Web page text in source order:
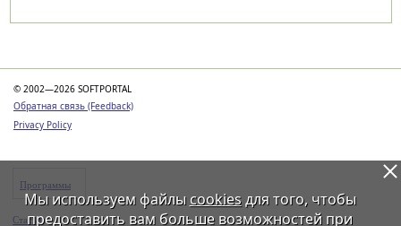
© 2002—2026 SOFTPORTAL
Обратная связь (Feedback)
Privacy Policy
Программы
Статьи
Мы используем файлы cookiesдля того, чтобы
предоставить вам больше возможностей при